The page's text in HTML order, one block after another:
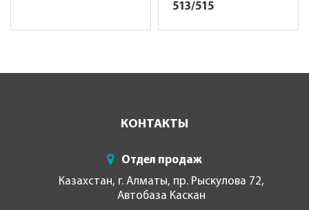
513/515
КОНТАКТЫ
Отдел продаж
Казахстан, г. Алматы, пр. Рыскулова 72,
Автобаза Каскан